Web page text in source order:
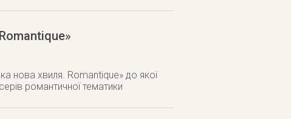
нова хвиля. Romantique» до якої
романтичної тематики